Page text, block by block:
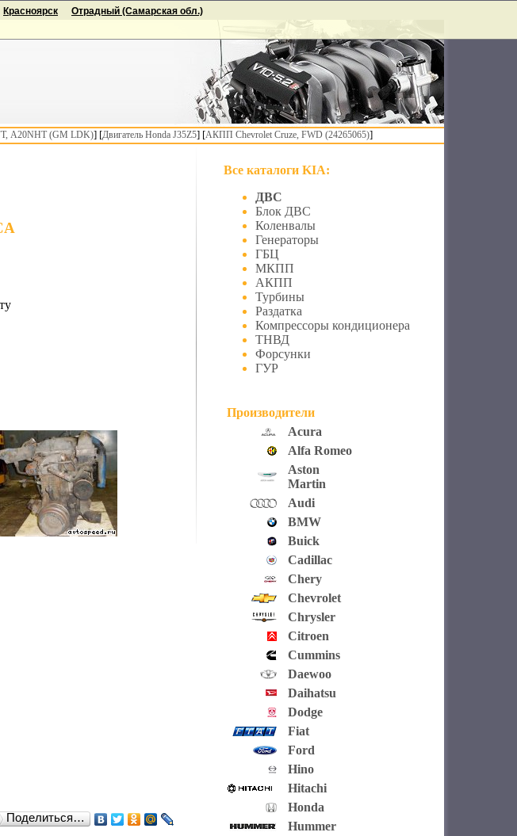
Красноярск
Отрадный (Самарская обл.)
A20NHT (GM LDK)] [Двигатель Honda J35Z5] [АКПП Chevrolet Cruze, FWD (24265065)]
Поделиться…
Все каталоги KIA:
ДВС
Блок ДВС
Коленвалы
Генераторы
ГБЦ
МКПП
АКПП
Турбины
Раздатка
Компрессоры кондиционера
ТНВД
Форсунки
ГУР
Производители
Acura
Alfa Romeo
Aston
Martin
Audi
BMW
Buick
Cadillac
Chery
Chevrolet
Chrysler
Citroen
Cummins
Daewoo
Daihatsu
Dodge
Fiat
Ford
Hino
Hitachi
Honda
Hummer